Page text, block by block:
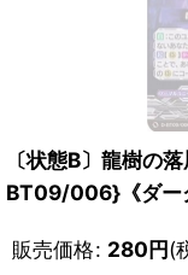
〔状態B〕龍樹の
BT09/006}《ダー
販売価格: 280円(